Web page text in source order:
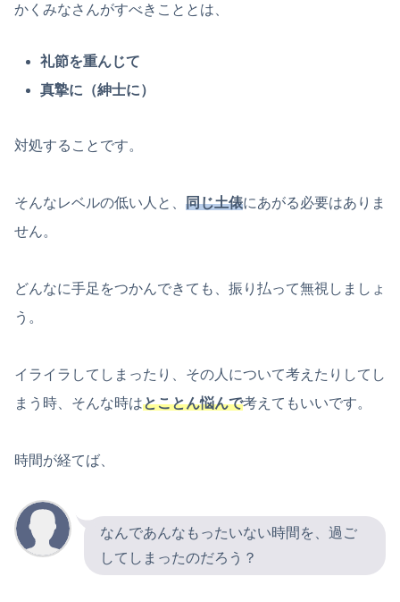
かくみなさんがすべきこととは、
礼節を重んじて
真摯に（紳士に）
対処することです。
そんなレベルの低い人と、 同じ土俵にあがる必要はありま
せん。
どんなに手足をつかんできても、振り払って無視しましょ
う。
イライラしてしまったり、その人について考えたりしてし
まう時、そんな時はとことん悩んで考えてもいいです。
時間が経てば、
なんであんなもったいない時間を、過ご
してしまったのだろう？